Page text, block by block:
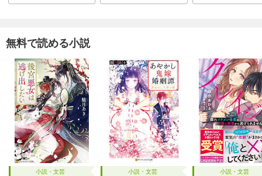
無料で読める小説
小説・文芸 小説・文芸 小説・文芸